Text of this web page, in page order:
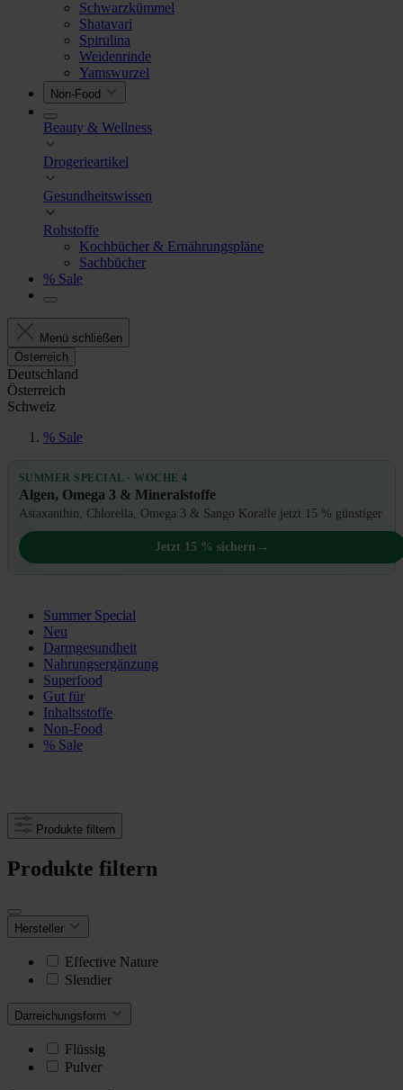
Schwarzkümmel
Shatavari
Spirulina
Weidenrinde
Yamswurzel
Non-Food
Beauty & Wellness
Drogerieartikel
Gesundheitswissen
Rohstoffe
Kochbücher & Ernährungspläne
Sachbücher
% Sale
Menü schließen
Österreich
Deutschland
Österreich
Schweiz
% Sale
SUMMER SPECIAL · WOCHE 4
Algen, Omega 3 & Mineralstoffe
Astaxanthin, Chlorella, Omega 3 & Sango Koralle jetzt 15 % günstiger
Jetzt 15 % sichern →
Summer Special
Neu
Darmgesundheit
Nahrungsergänzung
Superfood
Gut für
Inhaltsstoffe
Non-Food
% Sale
Produkte filtern
Produkte filtern
Hersteller
Effective Nature
Slendier
Darreichungsform
Flüssig
Pulver